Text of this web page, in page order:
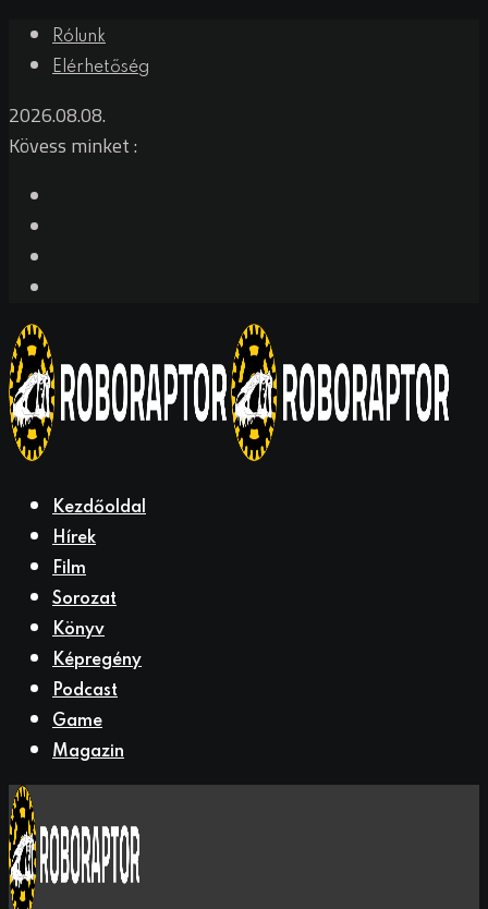
Rólunk
Elérhetőség
2026.08.08.
Kövess minket :
Kezdőoldal
Hírek
Film
Sorozat
Könyv
Képregény
Podcast
Game
Magazin